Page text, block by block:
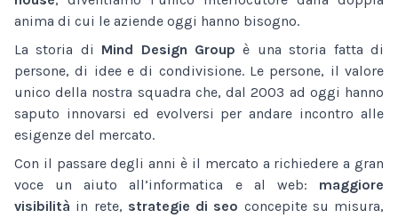
anima di cui le aziende oggi hanno bisogno.
La storia di Mind Design Group è una storia fatta di
persone, di idee e di condivisione. Le persone, il valore
unico della nostra squadra che, dal 2003 ad oggi hanno
saputo innovarsi ed evolversi per andare incontro alle
esigenze del mercato.
Con il passare degli anni è il mercato a richiedere a gran
voce un aiuto all’informatica e al web: maggiore
visibilità in rete, strategie di seo concepite su misura,